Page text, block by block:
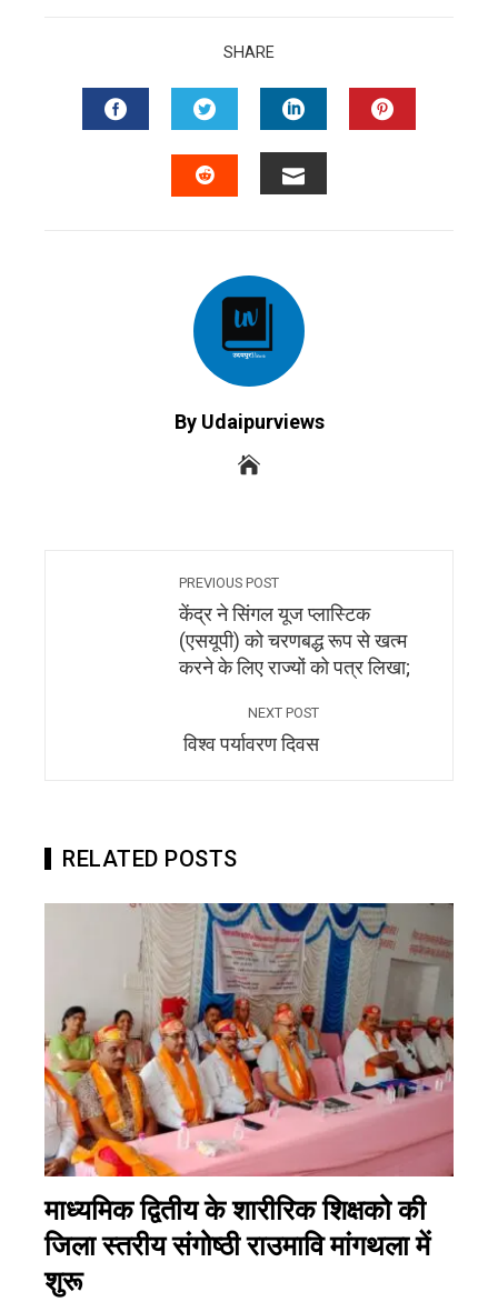
SHARE
FACEBOOKTWITTERLINKEDIN
By Udaipurviews
PREVIOUS POST
केंद्र ने सिंगल यूज प्लास्टिक
(एसयूपी) को चरणबद्ध रूप से खत्म
करने के लिए राज्यों को पत्र लिखा;
NEXT POST
विश्व पर्यावरण दिवस
RELATED POSTS
माध्यमिक द्वितीय के शारीरिक शिक्षको की
जिला स्तरीय संगोष्ठी राउमावि मांगथला में
शुरू